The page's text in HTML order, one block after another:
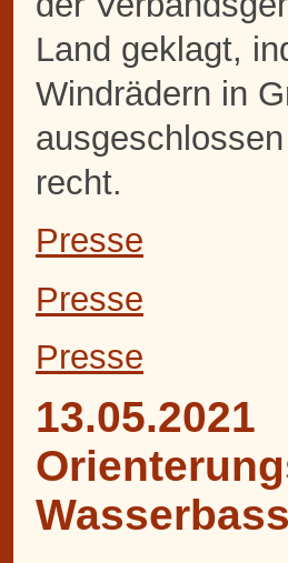
Land geklagt,
Windrädern in
recht.
Presse
Presse
Presse
13.05.2021